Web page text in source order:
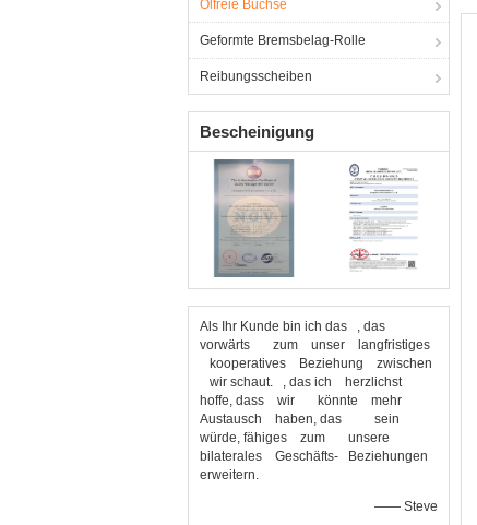
Ölfreie Buchse
Geformte Bremsbelag-Rolle
Reibungsscheiben
Bescheinigung
Als Ihr Kunde bin ich das , das
vorwärts zum unser langfristiges
kooperatives Beziehung zwischen
wir schaut. , das ich herzlichst
hoffe, dass wir könnte mehr
Austausch haben, das sein
würde, fähiges zum unsere
bilaterales Geschäfts- Beziehungen
erweitern.
—— Steve